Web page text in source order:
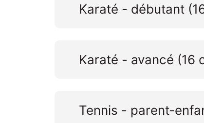
Karaté - débutant
Karaté - avancé (16
Tennis - parent-